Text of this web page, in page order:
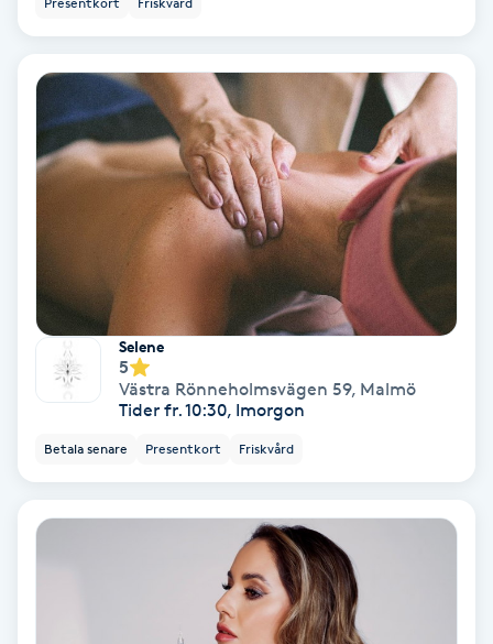
Babylights
Balayage
Bambumassage
Barber
Barnklippning
Blowout
Selene
5
Västra Rönneholmsvägen 59, Malmö
Tider fr. 10:30, Imorgon
Betala senare Presentkort Friskvård